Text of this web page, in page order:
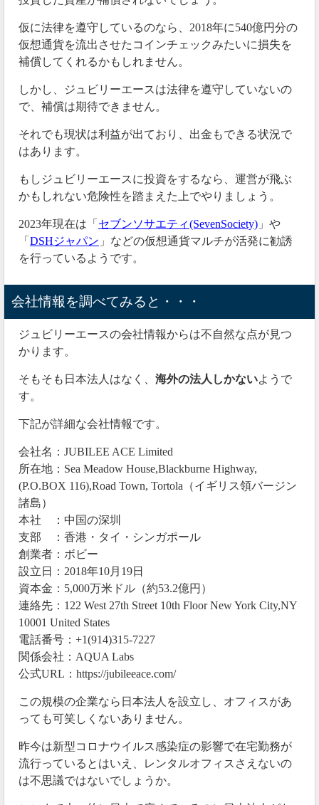
すね。
それまでにジュビリーエースは音信不通となり、飛ん
＞＞アクアウォレットの使い方
最短だと12月5日で出金できる
ジュビリーエースが本当に11月末に出金再開したとし
ても、出金完了は最短で12月5日になるでしょう。
その理由は出金申請を行ってから、出金完了まで数日
かかるルールになっているからです。
・毎月1日~15日までに出金申請した場合、16日〜から5
営業日〜7営業日で着金
・毎月16日~月末までに出金申請した場合、1日〜から5
営業日〜7営業日で着金
もしも11月末に出金申請ができなかったら、出金でき
る年末まで伸びます。
2020年10月08日
出金再開を延期
ジュビリーエースは出金再開を11月下旬まで延期して
います。
https://twitter.com/toushisagiii/status/1313817429873553408
1か月以上も出金できない状況を続けるのは非常に不親
切な対応ですね。
もはや運営が飛ぼうとしていると言われても仕方がな
仮に法律を遵守しているのなら、2018年に540億円分の
仮想通貨を流出させたコインチェックみたいに損失を
補償してくれるかもしれません。
しかし、ジュビリーエースは法律を遵守していないの
で、補償は期待できません。
それでも現状は利益が出ており、出金もできる状況で
はあります。
もしジュビリーエースに投資をするなら、運営が飛ぶ
かもしれない危険性を踏まえた上でやりましょう。
2023年現在は「 セブンソサエティ(SevenSociety) 」や
「 DSHジャパン 」などの仮想通貨マルチが活発に勧誘
を行っているようです。
会社情報を調べてみると・・・
ジュビリーエースの会社情報からは不自然な点が見つ
かります。
そもそも日本法人はなく、 海外の法人しかないようで
す。
下記が詳細な会社情報です。
会社名：JUBILEE ACE Limited
所在地：Sea Meadow House,Blackburne Highway,
(P.O.BOX 116),Road Town, Tortola（イギリス領バージン
諸島）
本社 ：中国の深圳
支部 ：香港・タイ・シンガポール
創業者：ボビー
設立日：2018年10月19日
資本金：5,000万米ドル（約53.2億円）
連絡先：122 West 27th Street 10th Floor New York City,NY
10001 United States
電話番号：+1(914)315-7227
関係会社：AQUA Labs
公式URL：https://jubileeace.com/
この規模の企業なら日本法人を設立し、オフィスがあ
っても可笑しくないありません。
昨今は新型コロナウイルス感染症の影響で在宅勤務が
流行っているとはいえ、レンタルオフィスさえないの
は不思議ではないでしょうか。